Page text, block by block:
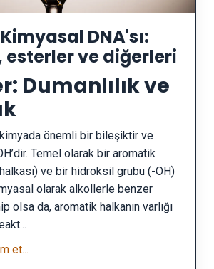
DNA'sı:
esterler ve diğerleri
Dumanlılık ve
önemli bir bileşiktir ve
Temel olarak bir aromatik
ve bir hidroksil grubu (-OH)
olarak alkollerle benzer
olsa da, aromatik halkanın varlığı
et...